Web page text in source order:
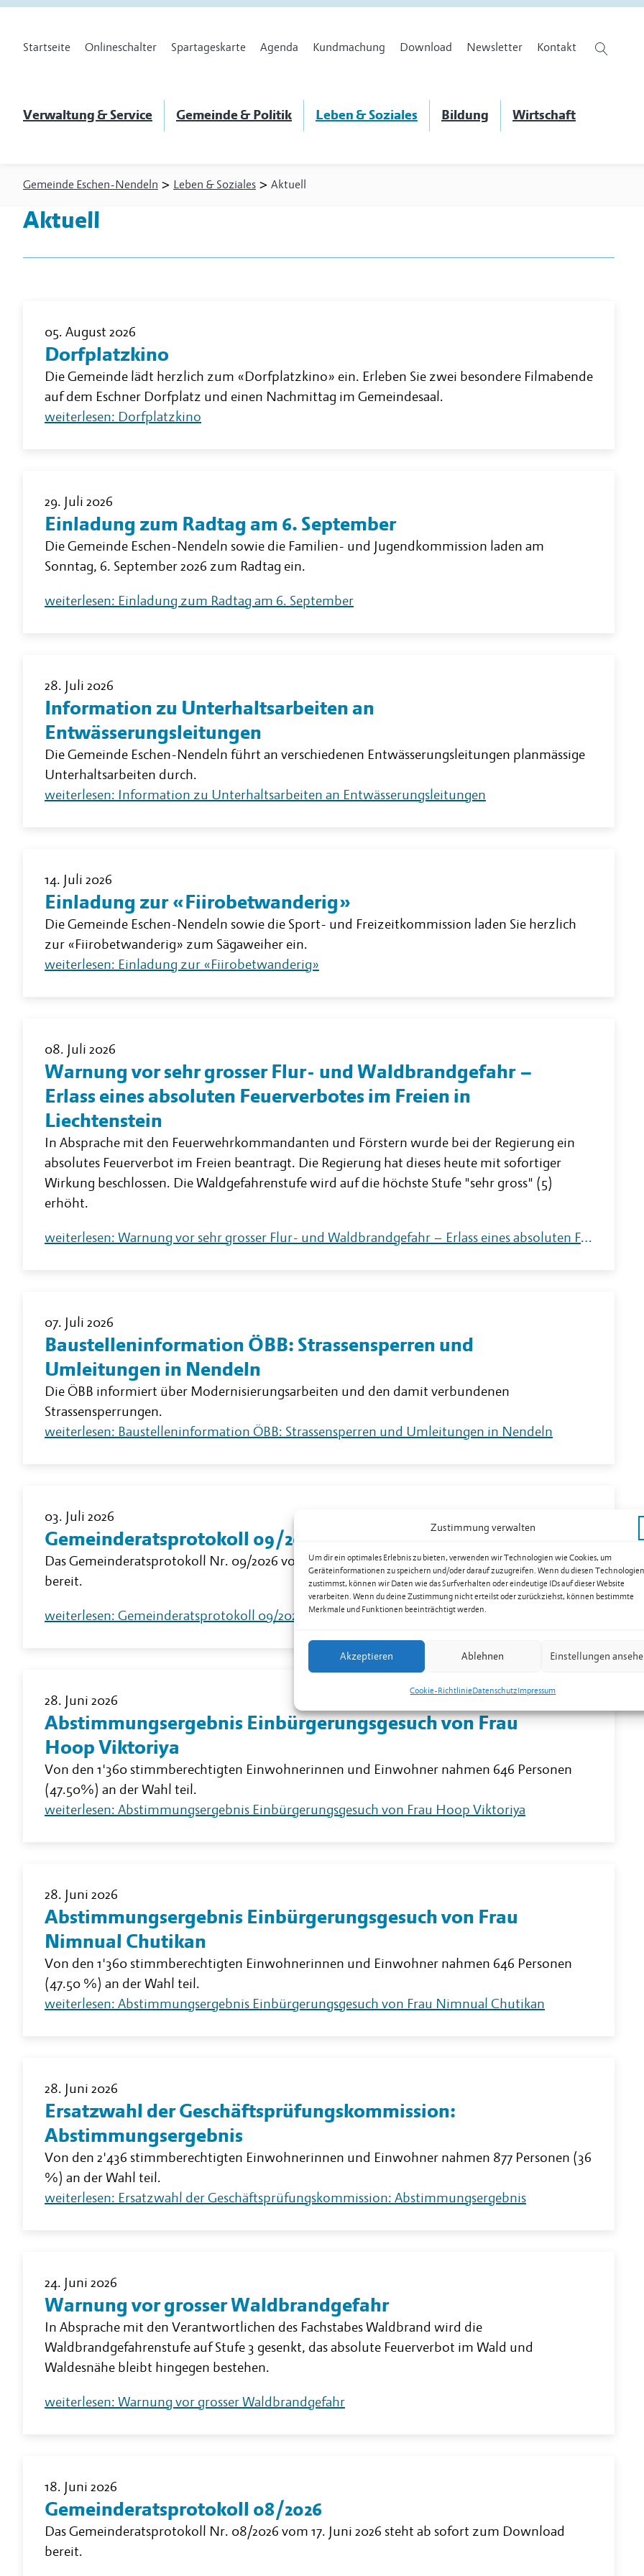
Zustimmung verwalten
Um dir ein optimales Erlebnis zu bieten, verwenden wir Technologien wie Cookies, um
Geräteinformationen zu speichern und/oder darauf zuzugreifen. Wenn du diesen Technologien
zustimmst, können wir Daten wie das Surfverhalten oder eindeutige IDs auf dieser Website
verarbeiten. Wenn du deine Zustimmung nicht erteilst oder zurückziehst, können bestimmte
Merkmale und Funktionen beeinträchtigt werden.
Akzeptieren Ablehnen Einstellungen
Cookie-RichtlinieDatenschutzImpressum
Startseite Onlineschalter Spartageskarte Agenda Kundmachung Download Newsletter Kontakt
Verwaltung & Service Gemeinde & Politik Leben & Soziales Bildung Wirtschaft
Gemeinde Eschen-Nendeln > Leben & Soziales > Aktuell
Aktuell
05. August 2026
Dorfplatzkino
Die Gemeinde lädt herzlich zum «Dorfplatzkino» ein. Erleben Sie zwei besondere Filmabende
auf dem Eschner Dorfplatz und einen Nachmittag im Gemeindesaal.
weiterlesen: Dorfplatzkino
29. Juli 2026
Einladung zum Radtag am 6. September
Die Gemeinde Eschen-Nendeln sowie die Familien- und Jugendkommission laden am
Sonntag, 6. September 2026 zum Radtag ein.
weiterlesen: Einladung zum Radtag am 6. September
28. Juli 2026
Information zu Unterhaltsarbeiten an
Entwässerungsleitungen
Die Gemeinde Eschen-Nendeln führt an verschiedenen Entwässerungsleitungen planmässige
Unterhaltsarbeiten durch.
weiterlesen: Information zu Unterhaltsarbeiten an Entwässerungsleitungen
14. Juli 2026
Einladung zur «Fiirobetwanderig»
Die Gemeinde Eschen-Nendeln sowie die Sport- und Freizeitkommission laden Sie herzlich
zur «Fiirobetwanderig» zum Sägaweiher ein.
weiterlesen: Einladung zur «Fiirobetwanderig»
08. Juli 2026
Warnung vor sehr grosser Flur- und Waldbrandgefahr –
Erlass eines absoluten Feuerverbotes im Freien in
Liechtenstein
In Absprache mit den Feuerwehrkommandanten und Förstern wurde bei der Regierung ein
absolutes Feuerverbot im Freien beantragt. Die Regierung hat dieses heute mit sofortiger
Wirkung beschlossen. Die Waldgefahrenstufe wird auf die höchste Stufe "sehr gross" (5)
erhöht.
weiterlesen: Warnung vor sehr grosser Flur- und Waldbrandgefahr – Erlass eines absoluten Feuerverbotes im Freien in Liechtenstein
07. Juli 2026
Baustelleninformation ÖBB: Strassensperren und
Umleitungen in Nendeln
Die ÖBB informiert über Modernisierungsarbeiten und den damit verbundenen
Strassensperrungen.
weiterlesen: Baustelleninformation ÖBB: Strassensperren und Umleitungen in Nendeln
03. Juli 2026
Gemeinderatsprotokoll 09/2026
Das Gemeinderatsprotokoll Nr. 09/2026 vom 1. Juli 2026 steht ab sofort zum Download
bereit.
weiterlesen: Gemeinderatsprotokoll 09/2026
28. Juni 2026
Abstimmungsergebnis Einbürgerungsgesuch von Frau
Hoop Viktoriya
Von den 1'360 stimmberechtigten Einwohnerinnen und Einwohner nahmen 646 Personen
(47.50%) an der Wahl teil.
weiterlesen: Abstimmungsergebnis Einbürgerungsgesuch von Frau Hoop Viktoriya
28. Juni 2026
Abstimmungsergebnis Einbürgerungsgesuch von Frau
Nimnual Chutikan
Von den 1'360 stimmberechtigten Einwohnerinnen und Einwohner nahmen 646 Personen
(47.50 %) an der Wahl teil.
weiterlesen: Abstimmungsergebnis Einbürgerungsgesuch von Frau Nimnual Chutikan
28. Juni 2026
Ersatzwahl der Geschäftsprüfungskommission:
Abstimmungsergebnis
Von den 2'436 stimmberechtigten Einwohnerinnen und Einwohner nahmen 877 Personen (36
%) an der Wahl teil.
weiterlesen: Ersatzwahl der Geschäftsprüfungskommission: Abstimmungsergebnis
24. Juni 2026
Warnung vor grosser Waldbrandgefahr
In Absprache mit den Verantwortlichen des Fachstabes Waldbrand wird die
Waldbrandgefahrenstufe auf Stufe 3 gesenkt, das absolute Feuerverbot im Wald und
Waldesnähe bleibt hingegen bestehen.
weiterlesen: Warnung vor grosser Waldbrandgefahr
18. Juni 2026
Gemeinderatsprotokoll 08/2026
Das Gemeinderatsprotokoll Nr. 08/2026 vom 17. Juni 2026 steht ab sofort zum Download
bereit.